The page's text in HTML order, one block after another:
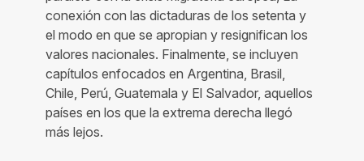
conexión con las dictaduras de los setenta y
el modo en que se apropian y resignifican los
valores nacionales. Finalmente, se incluyen
capítulos enfocados en Argentina, Brasil,
Chile, Perú, Guatemala y El Salvador, aquellos
países en los que la extrema derecha llegó
más lejos.